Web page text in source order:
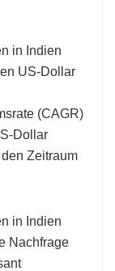
in Indien
US-Dollar
(CAGR)
Dollar
Zeitraum
in Indien
Nachfrage